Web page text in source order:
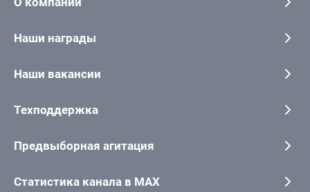
Наши награды
Наши вакансии
Техподдержка
Предвыборная агитация
Статистика канала в MAX